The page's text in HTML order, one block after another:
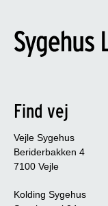
Find vej
Vejle Sygehus
Beriderbakken 4
7100 Vejle
Kolding Sygehus